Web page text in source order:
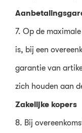
7. Op de
is, bij een
garantie van
zich houden aan
Zakelijke kopers
8. Bij